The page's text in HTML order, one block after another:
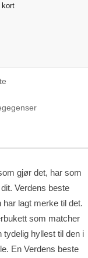
kort
gjør det, har som
Verdens beste
lagt merke til det.
som matcher
tydelig hyllest til den i
En Verdens beste